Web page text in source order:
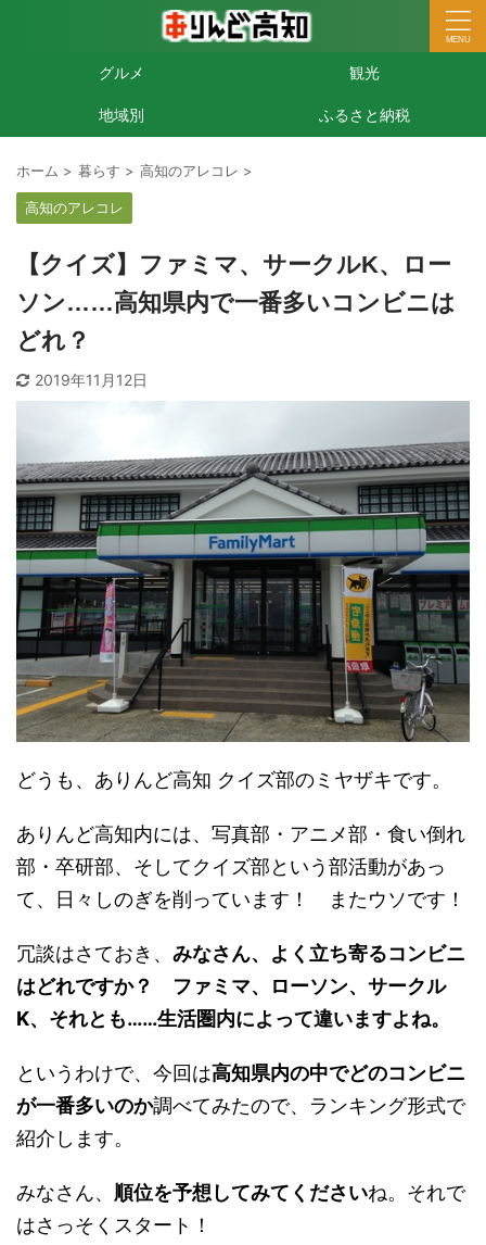
グルメ 観光
地域別 ふるさと納税
ホーム > 暮らす > 高知のアレコレ >
高知のアレコレ
【クイズ】ファミマ、サークルK、ロー
ソン……高知県内で一番多いコンビニは
どれ？
2019年11月12日
どうも、ありんど高知 クイズ部のミヤザキです。
ありんど高知内には、写真部・アニメ部・食い倒れ
部・卒研部、そしてクイズ部という部活動があっ
て、日々しのぎを削っています！ またウソです！
冗談はさておき、 みなさん、よく立ち寄るコンビニ
はどれですか？ ファミマ、ローソン、サークル
K、それとも……生活圏内によって違いますよね。
というわけで、今回は高知県内の中でどのコンビニ
が一番多いのか調べてみたので、ランキング形式で
紹介します。
みなさん、 順位を予想してみてくださいね。それで
はさっそくスタート！